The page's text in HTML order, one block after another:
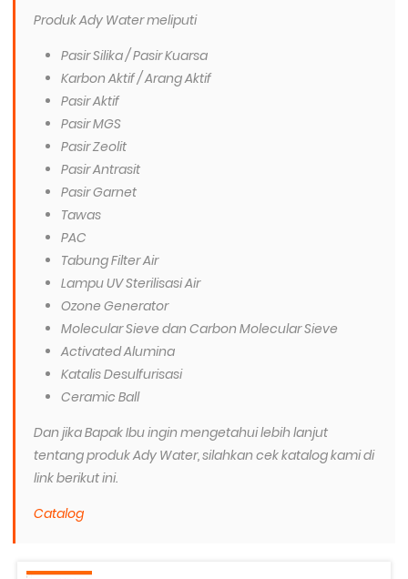
Produk Ady Water meliputi
Pasir Silika / Pasir Kuarsa
Karbon Aktif / Arang Aktif
Pasir Aktif
Pasir MGS
Pasir Zeolit
Pasir Antrasit
Pasir Garnet
Tawas
PAC
Tabung Filter Air
Lampu UV Sterilisasi Air
Ozone Generator
Molecular Sieve dan Carbon Molecular Sieve
Activated Alumina
Katalis Desulfurisasi
Ceramic Ball
Dan jika Bapak Ibu ingin mengetahui lebih lanjut
tentang produk Ady Water, silahkan cek katalog kami di
link berikut ini.
Catalog